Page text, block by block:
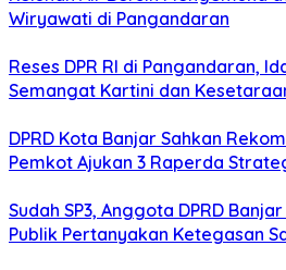
Wiryawati di Pangandaran
Reses DPR RI di Pangandaran,
Semangat Kartini dan
DPRD Kota Banjar Sahkan
Pemkot Ajukan 3 Raperda
Sudah SP3, Anggota DPRD
Publik Pertanyakan Ketegasan